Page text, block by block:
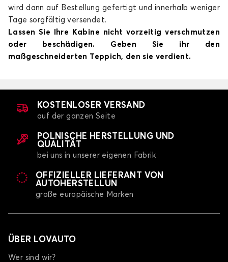
wird dann auf Bestellung gefertigt und innerhalb weniger
Tage sorgfältig versendet.
Lassen Sie Ihre Kabine nicht vorzeitig verschmutzen
oder beschädigen. Geben Sie ihr den
maßgeschneiderten Teppich, den sie verdient.
KOSTENLOSER VERSAND
auf der ganzen Seite
POLNISCHE HERSTELLUNG UND
QUALITÄT
bei uns in unserer eigenen Fabrik
OFFIZIELLER LIEFERANT VON
AUTOHERSTELLUN
große europäische Marken
ÜBER LOVAUTO
Wer sind wir?